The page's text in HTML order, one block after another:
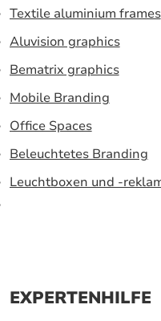
Textile aluminium frames
Aluvision graphics
Bematrix graphics
Mobile Branding
Office Spaces
Beleuchtetes Branding
Leuchtboxen und -
EXPERTENHILFE